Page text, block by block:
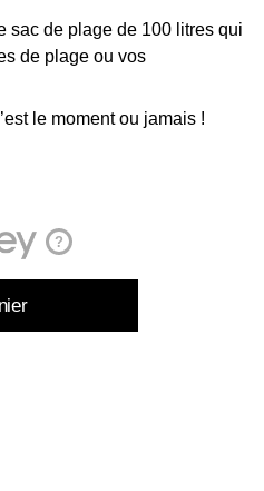
sac de plage de 100 litres qui
de plage ou vos
le moment ou jamais !
?